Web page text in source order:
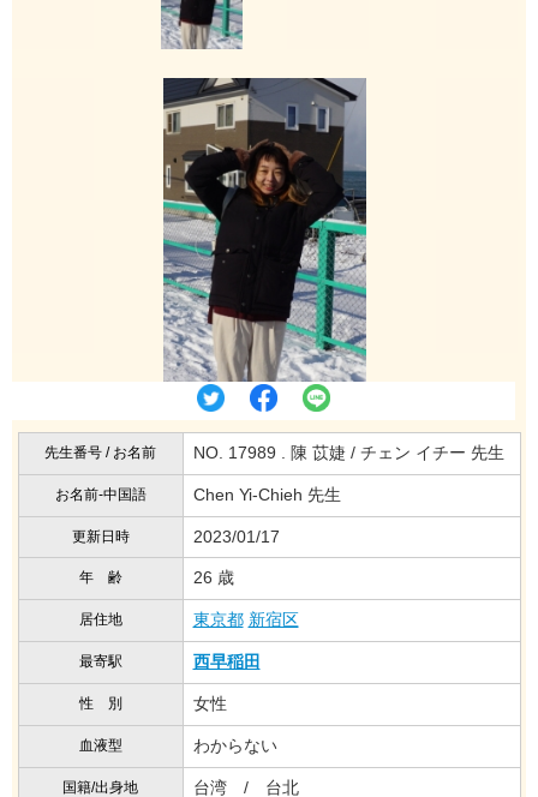
先生番号 / お名前 NO. 17989 . 陳 苡婕 / チェン イチー 先生
お名前-中国語 Chen Yi-Chieh 先生
更新日時 2023/01/17
年 齢 26 歳
居住地 東京都 新宿区
最寄駅 西早稲田
性 別 女性
血液型 わからない
国籍/出身地 台湾 / 台北